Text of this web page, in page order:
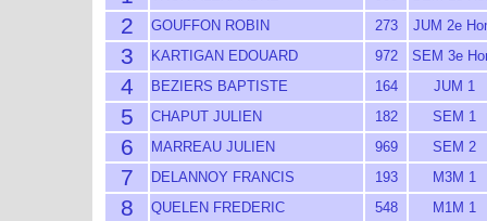
2 GOUFFON ROBIN 273 JUM 2e
3 KARTIGAN EDOUARD 972 SEM 3e
4 BEZIERS BAPTISTE 164 JUM 1
5 CHAPUT JULIEN 182 SEM 1
6 MARREAU JULIEN 969 SEM 2
7 DELANNOY FRANCIS 193 M3M 1
8 QUELEN FREDERIC 548 M1M 1